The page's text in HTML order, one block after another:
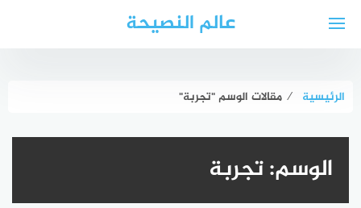
عالم النصيحة
الرئيسية ⁄ مقالات الوسم "تجربة"
الوسم:تجربة